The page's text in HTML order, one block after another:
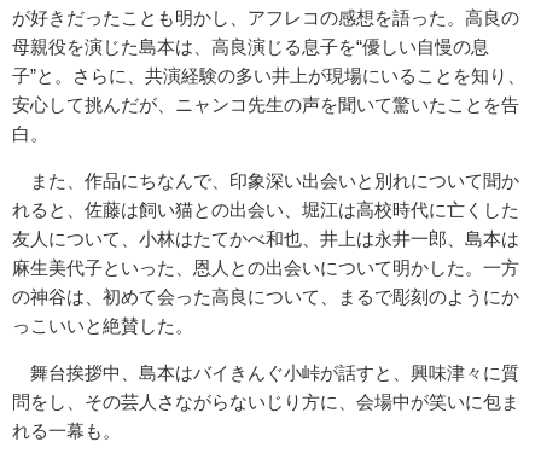
が好きだったことも明かし、アフレコの感想を語った。高良の
母親役を演じた島本は、高良演じる息子を“優しい自慢の息
子”と。さらに、共演経験の多い井上が現場にいることを知り、
安心して挑んだが、ニャンコ先生の声を聞いて驚いたことを告
白。
また、作品にちなんで、印象深い出会いと別れについて聞か
れると、佐藤は飼い猫との出会い、堀江は高校時代に亡くした
友人について、小林はたてかべ和也、井上は永井一郎、島本は
麻生美代子といった、恩人との出会いについて明かした。一方
の神谷は、初めて会った高良について、まるで彫刻のようにか
っこいいと絶賛した。
舞台挨拶中、島本はバイきんぐ小峠が話すと、興味津々に質
問をし、その芸人さながらないじり方に、会場中が笑いに包ま
れる一幕も。